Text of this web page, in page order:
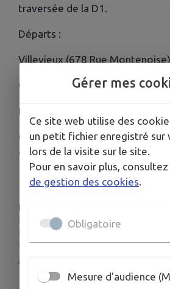
traversée de la D1.
Départs :
Villevieux (678 Rue Montenoise)
Chaumergy (Rue du 19 mars
La Chaux-en-Bresse
Commenailles(sur la gauche
direction de Froideville sur la
PLUS D'INFORMATIONS
https://www.jura-tourism.com/
bresse-jurassienne/
https://www.bressehauteseille.fr/
jurassienne
Gérer mes
Ce site web utilise des
un petit fichier enregistré sur
lors de la visite sur le site.
Pour en savoir plus,
de gestion des cookies.
Obligatoire
Mesure d'audience